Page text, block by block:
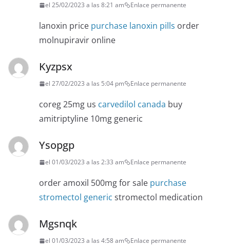
el 25/02/2023 a las 8:21 am Enlace permanente
lanoxin price purchase lanoxin pills order
molnupiravir online
Kyzpsx
el 27/02/2023 a las 5:04 pm Enlace permanente
coreg 25mg us carvedilol canada buy
amitriptyline 10mg generic
Ysopgp
el 01/03/2023 a las 2:33 am Enlace permanente
order amoxil 500mg for sale purchase
stromectol generic stromectol medication
Mgsnqk
el 01/03/2023 a las 4:58 am Enlace permanente